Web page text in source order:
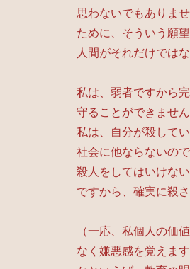
思わないでもありま
ために、そういう願
人間がそれだけでは
私は、弱者ですから
守ることができませ
私は、自分が殺して
社会に他ならないの
殺人をしてはいけな
ですから、確実に殺
（一応、私個人の価
なく嫌悪感を覚えま